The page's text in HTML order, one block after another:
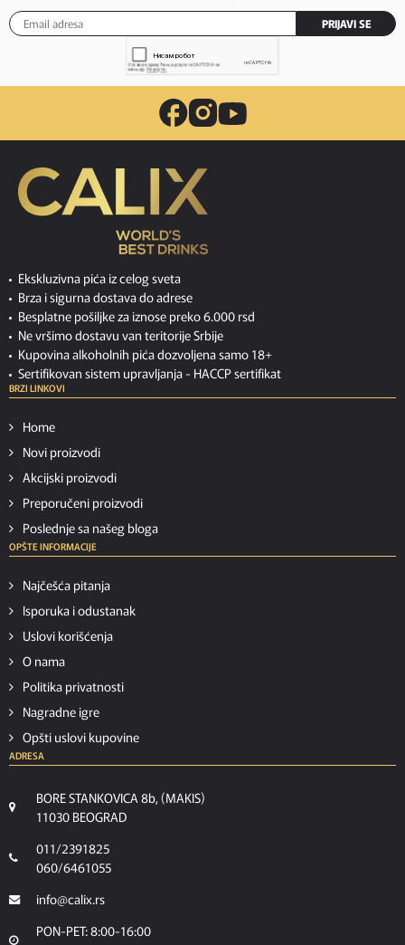
PRIJAVI SE
Ekskluzivna pića iz celog sveta
Brza i sigurna dostava do adrese
Besplatne pošiljke za iznose preko 6.000 rsd
Ne vršimo dostavu van teritorije Srbije
Kupovina alkoholnih pića dozvoljena samo 18+
Sertifikovan sistem upravljanja - HACCP sertifikat
BRZI LINKOVI
Home
Novi proizvodi
Akcijski proizvodi
Preporučeni proizvodi
Poslednje sa našeg bloga
OPŠTE INFORMACIJE
Najčešća pitanja
Isporuka i odustanak
Uslovi korišćenja
O nama
Politika privatnosti
Nagradne igre
Opšti uslovi kupovine
ADRESA
BORE STANKOVICA 8b, (MAKIS)
11030 BEOGRAD
011/2391825
060/6461055
info@calix.rs
PON-PET: 8:00-16:00